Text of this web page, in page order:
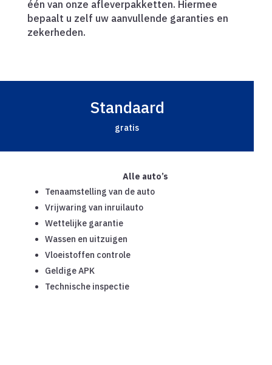
één van onze afleverpakketten. Hiermee
bepaalt u zelf uw aanvullende garanties en
zekerheden.
Standaard
gratis
Alle auto’s
Tenaamstelling van de auto
Vrijwaring van inruilauto
Wettelijke garantie
Wassen en uitzuigen
Vloeistoffen controle
Geldige APK
Technische inspectie